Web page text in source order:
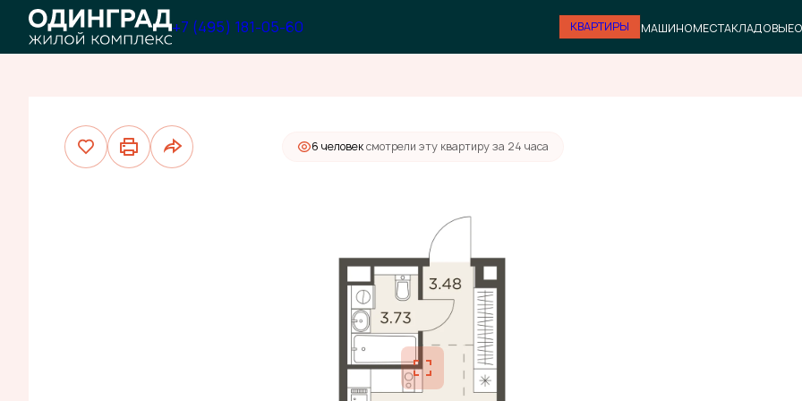
+7 (495) 181-05-60 КВАРТИРЫ МАШИНОМЕСТАКЛАДОВЫЕ
Студия22.02 м27 012 000 руб.
6 человексмотрели эту квартиру за 24 часа